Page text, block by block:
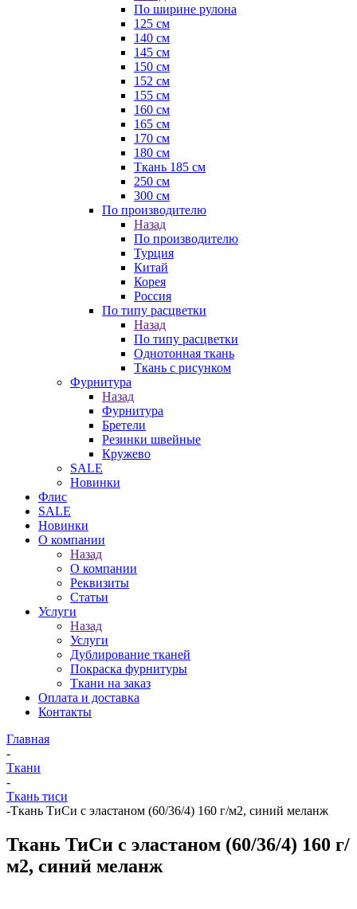
По ширине рулона
125 см
140 см
145 см
150 см
152 см
155 см
160 см
165 см
170 см
180 см
Ткань 185 см
250 см
300 см
По производителю
Назад
По производителю
Турция
Китай
Корея
Россия
По типу расцветки
Назад
По типу расцветки
Однотонная ткань
Ткань с рисунком
Фурнитура
Назад
Фурнитура
Бретели
Резинки швейные
Кружево
SALE
Новинки
Флис
SALE
Новинки
О компании
Назад
О компании
Реквизиты
Статьи
Услуги
Назад
Услуги
Дублирование тканей
Покраска фурнитуры
Ткани на заказ
Оплата и доставка
Контакты
Главная
-
Ткани
-
Ткань тиси
-Ткань ТиСи с эластаном (60/36/4) 160 г/м2, синий меланж
Ткань ТиСи с эластаном (60/36/4) 160 г/
м2, синий меланж